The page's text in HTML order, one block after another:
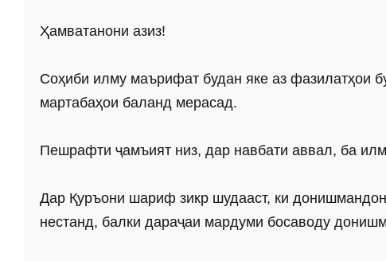
Ҳамватанони азиз!
Соҳиби илму маърифат будан яке аз фазилатҳои
мартабаҳои баланд мерасад.
Пешрафти ҷамъият низ, дар навбати аввал, ба
Дар Қуръони шариф зикр шудааст, ки
нестанд, балки дараҷаи мардуми босаводу